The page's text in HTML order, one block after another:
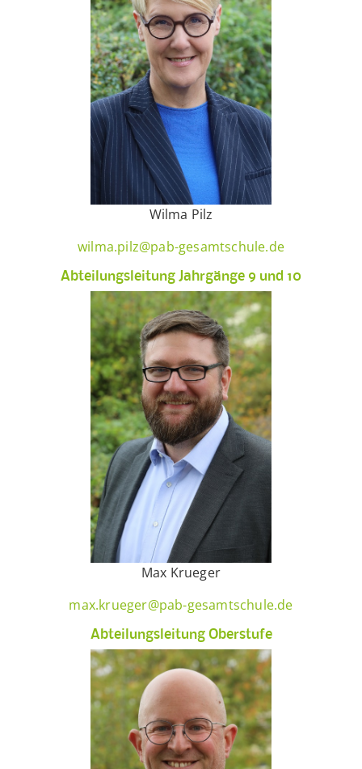
Wilma Pilz
wilma.pilz@pab-gesamtschule.de
Abteilungsleitung Jahrgänge 9 und 10
Max Krueger
max.krueger@pab-gesamtschule.de
Abteilungsleitung Oberstufe